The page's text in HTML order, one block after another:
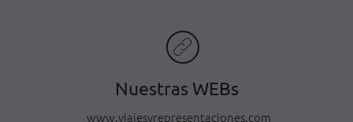
Nuestras WEBs
www.viajesyrepresentaciones.com